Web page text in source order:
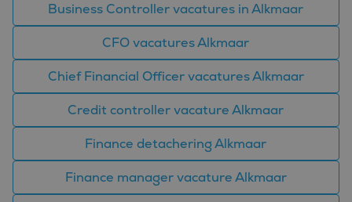
Business Controller vacatures in Alkmaar
CFO vacatures Alkmaar
Chief Financial Officer vacatures Alkmaar
Credit controller vacature Alkmaar
Finance detachering Alkmaar
Finance manager vacature Alkmaar